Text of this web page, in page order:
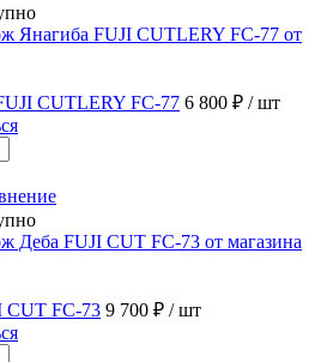
CUTLERY FC-77 6 800 ₽ / шт
FC-73 9 700 ₽ / шт